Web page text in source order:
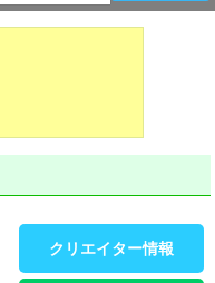
クリエイター情報